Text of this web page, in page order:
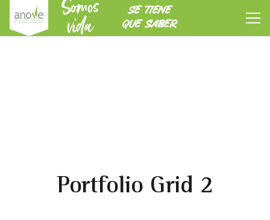
Somos
vida
SE TIENE
QUE SABER
Portfolio Grid 2